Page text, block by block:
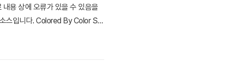
용 상에 오류가 있을 수 있음을
스입니다. Colored By Color Scr